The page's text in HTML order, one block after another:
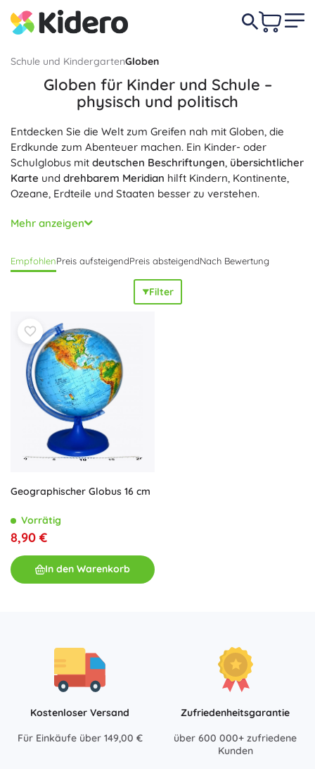
Schule und KindergartenGloben
Globen für Kinder und Schule –
physisch und politisch
Entdecken Sie die Welt zum Greifen nah mit Globen, die
Erdkunde zum Abenteuer machen. Ein Kinder- oder
Schulglobus mit deutschen Beschriftungen, übersichtlicher
Karte und drehbarem Meridian hilft Kindern, Kontinente,
Ozeane, Erdteile und Staaten besser zu verstehen.
Wählen Sie den passenden Typ: physischer Globus für das
Relief der Erdoberfläche, politischer Globus für Staaten
Globus. Es gibt Varianten mitLED-Beleuchtung, reliefierter
3D-Oberfläche, verschiedenen Durchmessern (von 15 bis
30 cm), Metallmeridian sowie Holz- oder Kunststoffsockel.
aktueller Kartografieundhochwertiger
Verarbeitung ist die Weltkarte leicht lesbar. Ein Globus ist
einenützliche didaktische Lernhilfe
Zuhause – er unterstützt die Kartenorientierung und erklärt
Äquator, Meridiane, Breitenkreise und Zeitzonen. Er passt
ins Kinderzimmer, Klassenzimmer oder Arbeitszimmer und
ist eintolles Geschenk
Wählen Sie einen Globus mit
spaßigem Lernen, der zur Entdeckung der Welt motiviert.
Mehr anzeigen
EmpfohlenPreis aufsteigendPreis absteigendNach Bewertung
Filter
Geographischer Globus 16 cm
Vorrätig
8,90 €
In den Warenkorb
Kostenloser Versand
Für Einkäufe über 149,00 €
Zufriedenheitsgarantie
über 600 000+ zufriedene
Kunden